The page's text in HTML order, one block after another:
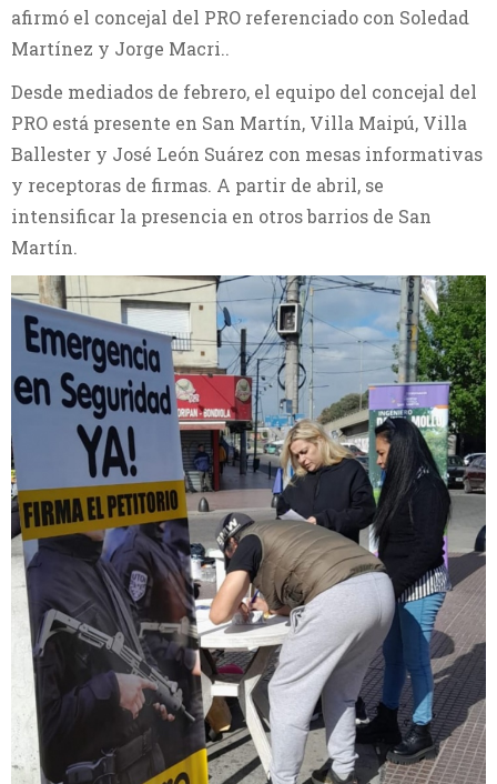
afirmó el concejal del PRO referenciado con Soledad
Martínez y Jorge Macri..
Desde mediados de febrero, el equipo del concejal del
PRO está presente en San Martín, Villa Maipú, Villa
Ballester y José León Suárez con mesas informativas
y receptoras de firmas. A partir de abril, se
intensificar la presencia en otros barrios de San
Martín.